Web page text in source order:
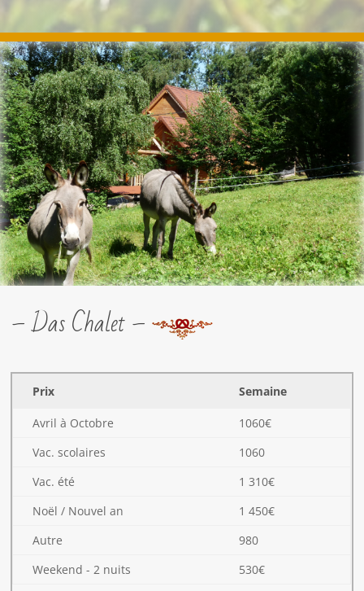
– Das Chalet –
Prix Semaine
Avril à Octobre
1060€
Vac. scolaires
1060
Vac. été
1 310€
Noël / Nouvel an
1 450€
Autre
980
Weekend - 2 nuits
530€